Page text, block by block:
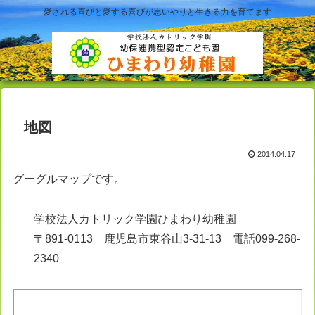
愛される喜びと愛する喜びが思いやりと生きる力を育てます
地図
2014.04.17
グーグルマップです。
学校法人カトリック学園ひまわり幼稚園
〒891-0113 鹿児島市東谷山3-31-13 電話099-268-
2340